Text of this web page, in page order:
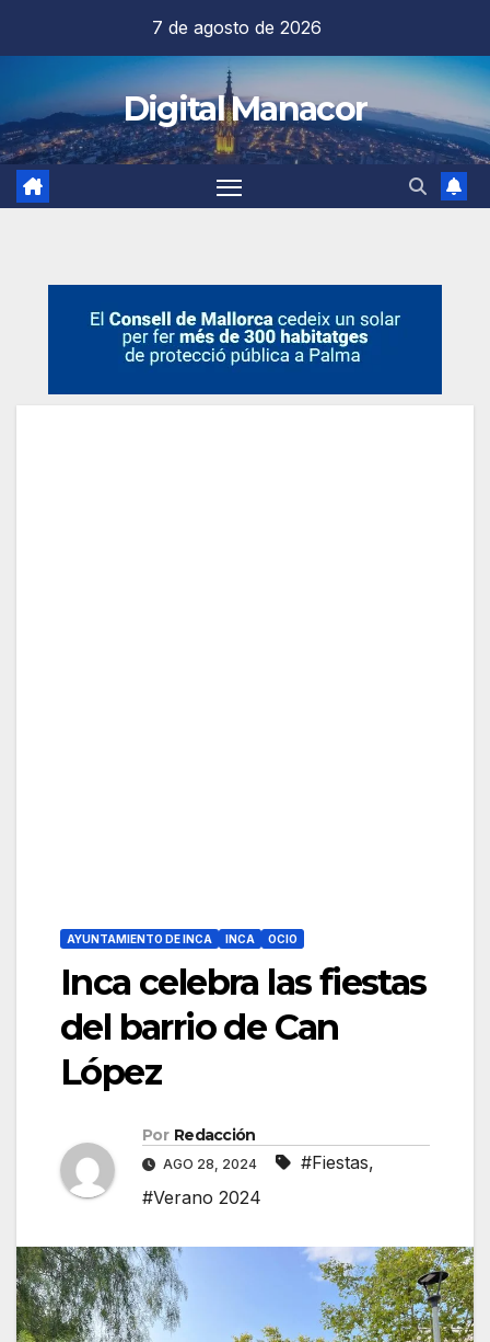
contenido
7 de agosto de 2026
Digital Manacor
AYUNTAMIENTO DE INCA INCA OCIO
Inca celebra las fiestas
del barrio de Can
López
Por Redacción
AGO 28, 2024 #Fiestas,
#Verano 2024